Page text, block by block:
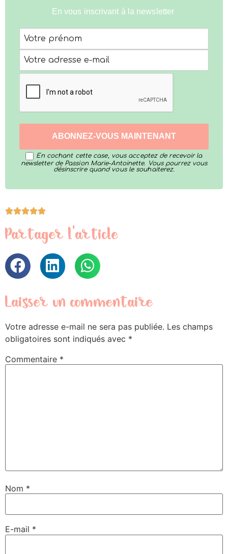
En vous inscrivant à la newsletter
En cochant cette case, vous acceptez de recevoir la
newsletter de Passion Marie-Antoinette. Vous pourrez vous
désinscrire quand vous le souhaiterez.
Partager l'article
Laisser un commentaire
Votre adresse e-mail ne sera pas publiée. Les champs
obligatoires sont indiqués avec *
Commentaire *
Nom *
E-mail *